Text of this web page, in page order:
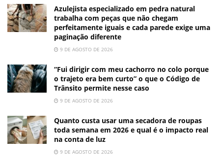
Azulejista especializado em pedra natural
trabalha com peças que não chegam
perfeitamente iguais e cada parede exige uma
paginação diferente
9 DE AGOSTO DE 2026
“Fui dirigir com meu cachorro no colo porque
o trajeto era bem curto” o que o Código de
Trânsito permite nesse caso
9 DE AGOSTO DE 2026
Quanto custa usar uma secadora de roupas
toda semana em 2026 e qual é o impacto real
na conta de luz
9 DE AGOSTO DE 2026